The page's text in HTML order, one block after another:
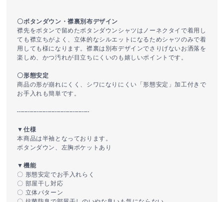
〇ボタンダウン・襟裏別布デザイン
襟先をボタンで留めたボタンダウンシャツはノーネクタイで着用し
ても襟立ちがよく、立体的なシルエットになるためシャツのみで着
用しても様になります。襟裏は別布デザインでさりげないお洒落を
楽しめ、かつ汚れが目立ちにくいのも嬉しいポイントです。
〇形態安定
商品の形が崩れにくく、シワになりにくい「形態安定」加工付きで
お手入れも簡単です。
----------------------------------------
▼仕様
本商品は半袖となっております。
ボタンダウン、左胸ポケットあり
▼機能
〇 形態安定でお手入れらく
〇 部屋干し対応
〇 立体パターン